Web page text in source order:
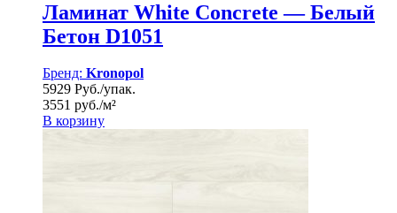
Ламинат White Concrete — Белый
Бетон D1051
Бренд: Kronopol
5929 Руб./упак.
3551 руб./м²
В корзину